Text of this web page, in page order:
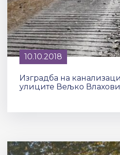
10.10.2018
Изградба на
улиците Вељко